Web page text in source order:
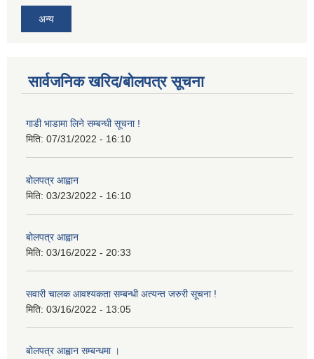
अन्य
सार्वजनिक खरिद/बोलपत्र सूचना
गाडी भाडामा लिने सम्बन्धी सूचना !
मिति: 07/31/2022 - 16:10
बोलपत्र आह्वान
मिति: 03/23/2022 - 16:10
बोलपत्र आह्वान
मिति: 03/16/2022 - 20:33
सवारी चालक आवश्यकता सम्बन्धी अत्यन्त जरुरी सूचना !
मिति: 03/16/2022 - 13:05
बोलपत्र आह्वान सम्बन्धमा ।